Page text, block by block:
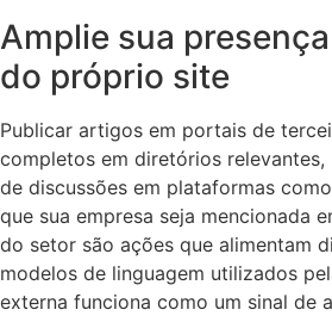
Amplie sua
do próprio site
Publicar artigos em portais de
completos em diretórios
de discussões em plataformas
que sua empresa seja mencionada
do setor são ações que alimentam
modelos de linguagem utilizados
externa funciona como um sinal de